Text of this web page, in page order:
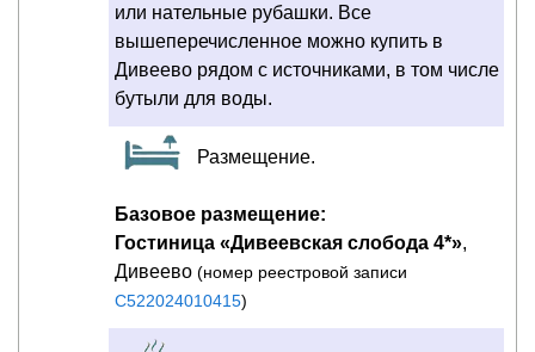
или нательные рубашки. Все
вышеперечисленное можно купить в
Дивеево рядом с источниками, в том числе
бутыли для воды.
Размещение.
Базовое размещение:
Гостиница «Дивеевская слобода 4*»,
Дивеево (номер реестровой записи
С522024010415)